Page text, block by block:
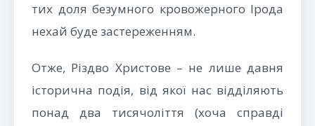
тих доля безумного кровожерного Ірода
нехай буде застереженням.
Отже, Різдво Христове – не лише давня
історична подія, від якої нас відділяють
понад два тисячоліття (хоча справді